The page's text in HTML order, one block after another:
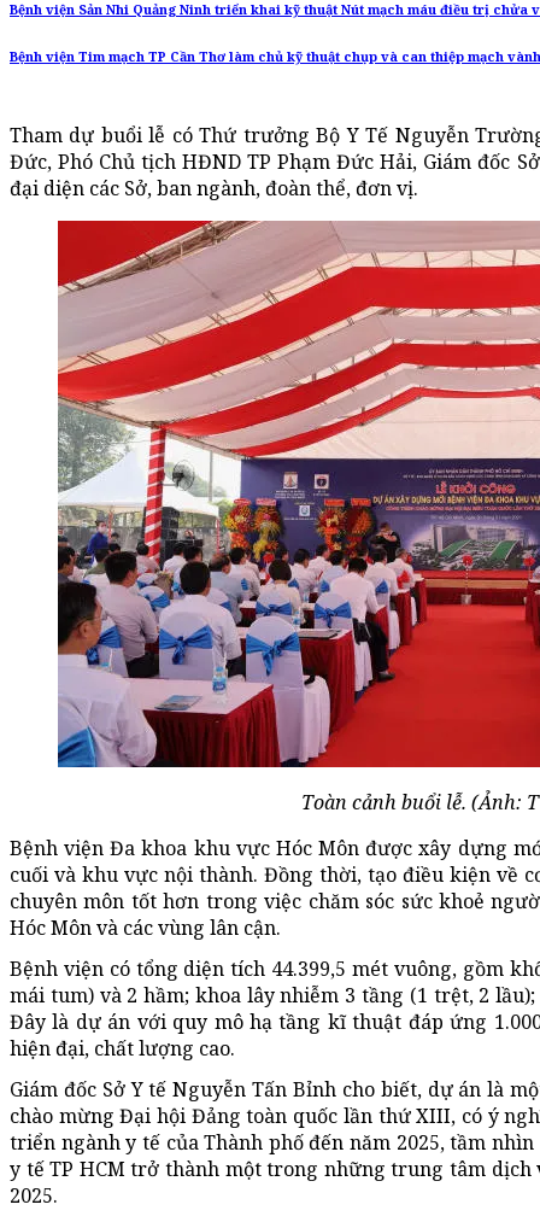
Bệnh viện Sản Nhi Quảng Ninh triển khai kỹ thuật Nút mạch máu điều trị chửa
Bệnh viện Tim mạch TP Cần Thơ làm chủ kỹ thuật chụp và can thiệp mạch vành
Tham dự buổi lễ có Thứ trưởng Bộ Y Tế Nguyễn
Đức, Phó Chủ tịch HĐND TP Phạm Đức Hải, Giám đốc
đại diện các Sở, ban ngành, đoàn thể, đơn vị.
Toàn cảnh buổi lễ. (Ảnh:
Bệnh viện Đa khoa khu vực Hóc Môn được xây dựng
cuối và khu vực nội thành. Đồng thời, tạo điều kiện về
chuyên môn tốt hơn trong việc chăm sóc sức khoẻ
Hóc Môn và các vùng lân cận.
Bệnh viện có tổng diện tích 44.399,5 mét vuông, gồm
mái tum) và 2 hầm; khoa lây nhiễm 3 tầng (1 trệt, 2
Đây là dự án với quy mô hạ tầng kĩ thuật đáp ứng
hiện đại, chất lượng cao.
Giám đốc Sở Y tế Nguyễn Tấn Bỉnh cho biết, dự án là
chào mừng Đại hội Đảng toàn quốc lần thứ XIII, có ý
triển ngành y tế của Thành phố đến năm 2025, tầm
y tế TP HCM trở thành một trong những trung tâm dịch
2025.